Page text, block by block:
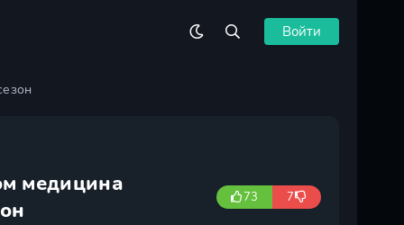
Войти
медицина
73 7